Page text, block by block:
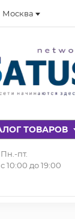
Москва
ТОВАРОВ
Пн.-пт.
с 10:00 до 19:00